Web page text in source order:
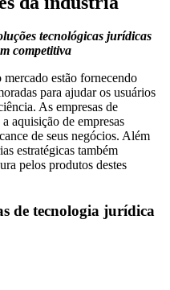
tecnológicas jurídicas
competitiva
estão fornecendo
para ajudar os usuários
As empresas de
aquisição de empresas
de seus negócios. Além
estratégicas também
pelos produtos destes
de tecnologia jurídica